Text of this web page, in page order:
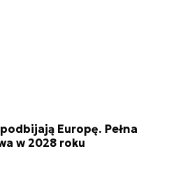
Europę. Pełna
w 2028 roku